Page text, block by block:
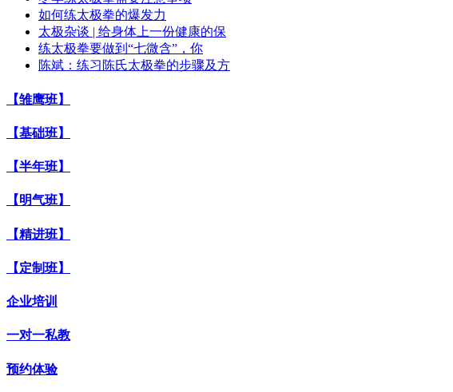
如何练太极拳的爆发力
太极杂谈 | 给身体上一份健康的保
练太极拳要做到“七微含”，你
陈斌：练习陈氏太极拳的步骤及方
【雏鹰班】
【基础班】
【半年班】
【明气班】
【精进班】
【定制班】
企业培训
一对一私教
预约体验